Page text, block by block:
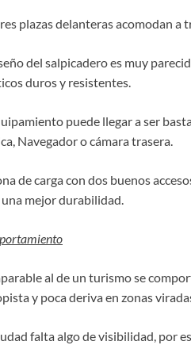
plazas delanteras acomodan
del salpicadero es muy
duros y resistentes.
puede llegar a ser
Navegador o cámara trasera.
de carga con dos buenos
una mejor durabilidad.
al de un turismo se
y poca deriva en zonas
falta algo de visibilidad, por